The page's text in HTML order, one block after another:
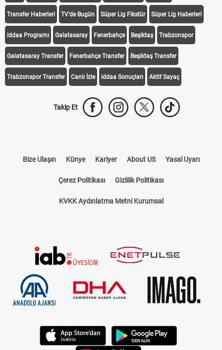
Transfer Haberleri TV'de Bugün Süper Lig Fikstür Süper Lig Haberleri
iddaa Programı Galatasaray Fenerbahçe Beşiktaş Trabzonspor
Galatasaray Transfer Fenerbahçe Transfer Beşiktaş Transfer
Trabzonspor Transfer Canlı İzle iddaa Sonuçları Aktif Sayaç
Takip Et
Bize Ulaşın Künye Kariyer About US Yasal Uyarı
Çerez Politikası Gizlilik Politikası
KVKK Aydınlatma Metni Kurumsal